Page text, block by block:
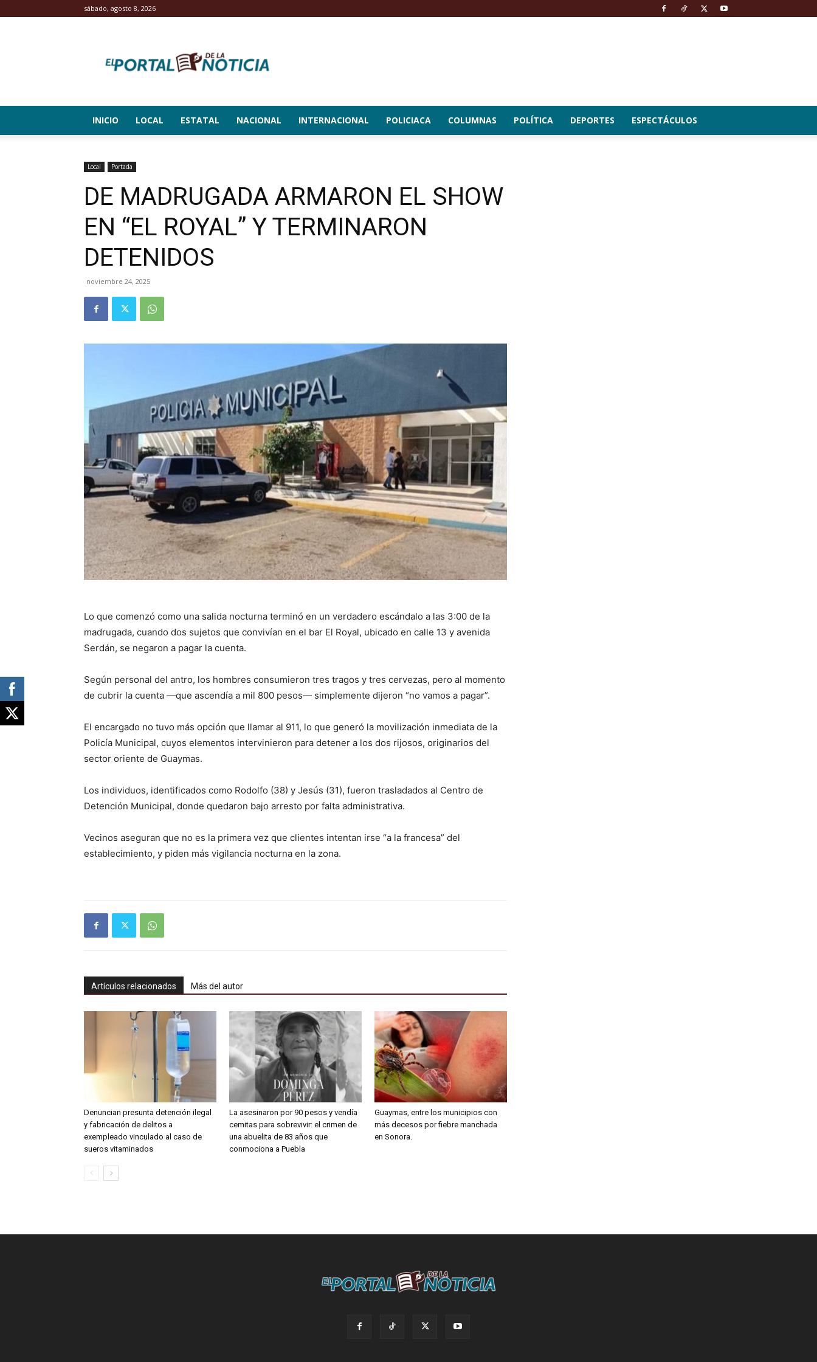
sábado, agosto 8, 2026
Portal
de
INICIO LOCAL ESTATAL NACIONAL INTERNACIONAL POLICIACA COLUMNAS POLÍTICA DEPORTES ESPECTÁCULOS
Local Portada
DE MADRUGADA ARMARON EL SHOW
EN “EL ROYAL” Y TERMINARON
DETENIDOS
noviembre 24, 2025
Lo que comenzó como una salida nocturna terminó en un verdadero escándalo a las 3:00 de la
madrugada, cuando dos sujetos que convivían en el bar El Royal, ubicado en calle 13 y avenida
Serdán, se negaron a pagar la cuenta.
Según personal del antro, los hombres consumieron tres tragos y tres cervezas, pero al momento
de cubrir la cuenta —que ascendía a mil 800 pesos— simplemente dijeron “no vamos a pagar”.
El encargado no tuvo más opción que llamar al 911, lo que generó la movilización inmediata de la
Policía Municipal, cuyos elementos intervinieron para detener a los dos rijosos, originarios del
sector oriente de Guaymas.
Los individuos, identificados como Rodolfo (38) y Jesús (31), fueron trasladados al Centro de
Detención Municipal, donde quedaron bajo arresto por falta administrativa.
Vecinos aseguran que no es la primera vez que clientes intentan irse “a la francesa” del
establecimiento, y piden más vigilancia nocturna en la zona.
Artículos relacionados Más del autor
Denuncian presunta detención ilegal
y fabricación de delitos a
exempleado vinculado al caso de
sueros vitaminados
La asesinaron por 90 pesos y vendía
cemitas para sobrevivir: el crimen de
una abuelita de 83 años que
conmociona a Puebla
Guaymas, entre los municipios con
más decesos por fiebre manchada
en Sonora.